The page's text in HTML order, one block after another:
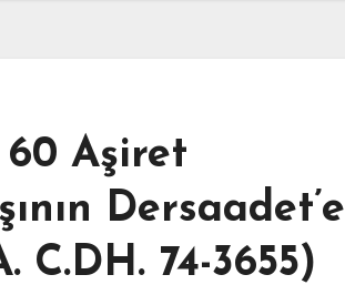
60 Aşiret
Dersaadet’e
74-3655)